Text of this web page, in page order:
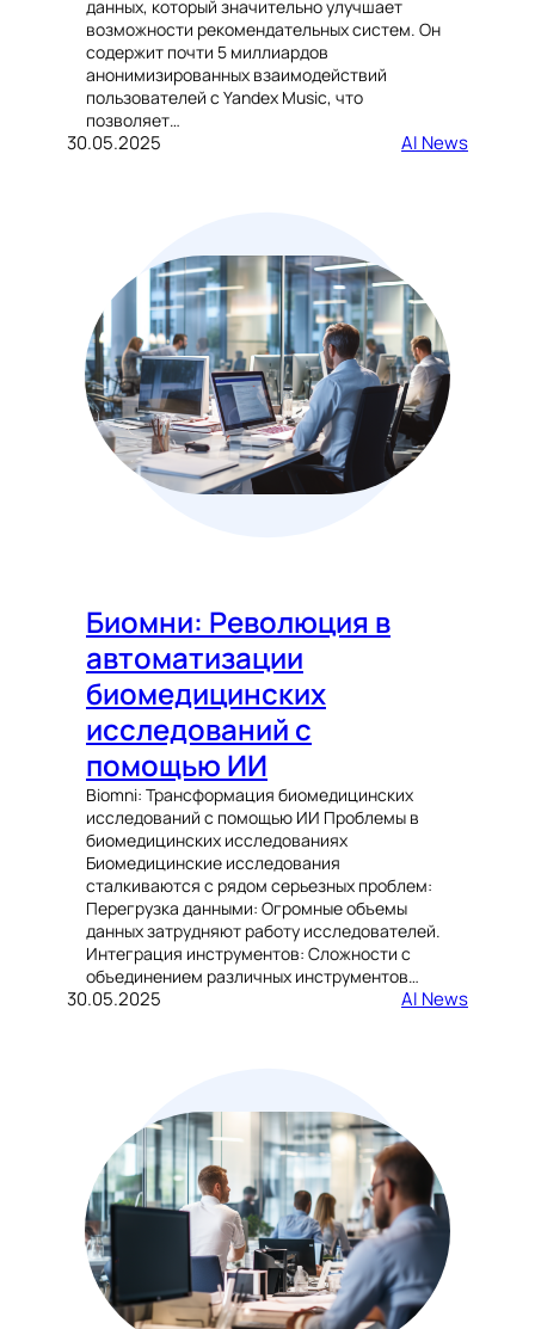
данных, который значительно улучшает
возможности рекомендательных систем. Он
содержит почти 5 миллиардов
анонимизированных взаимодействий
пользователей с Yandex Music, что
позволяет…
30.05.2025 AI News
Биомни: Революция в
автоматизации
биомедицинских
исследований с
помощью ИИ
Biomni: Трансформация биомедицинских
исследований с помощью ИИ Проблемы в
биомедицинских исследованиях
Биомедицинские исследования
сталкиваются с рядом серьезных проблем:
Перегрузка данными: Огромные объемы
данных затрудняют работу исследователей.
Интеграция инструментов: Сложности с
объединением различных инструментов…
30.05.2025 AI News